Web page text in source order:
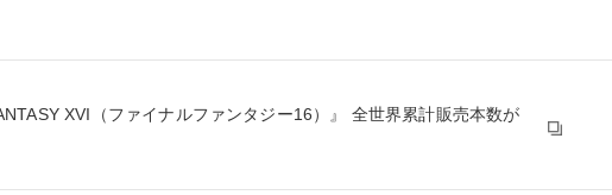
XVI（ファイナルファンタジー16）』 全世界累計販売本数が